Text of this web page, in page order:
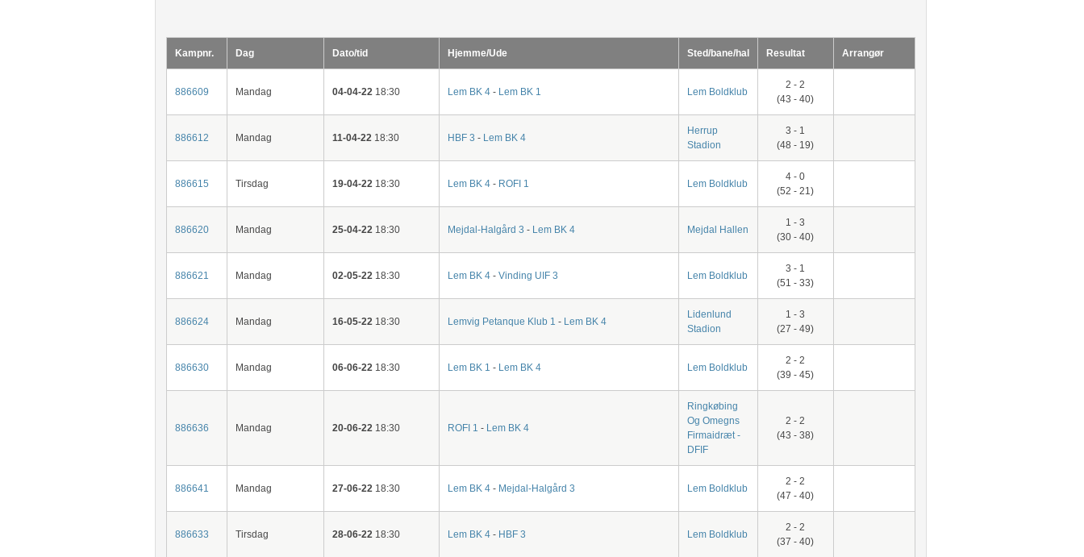
Kampnr. Dag Dato/tid Hjemme/Ude Sted/bane/hal Resultat Arrangør
886609 Mandag 04-04-2218:30 Lem BK 4- Lem BK 1 Lem Boldklub
2 - 2
(43 - 40)
886612 Mandag 11-04-2218:30 HBF 3 - Lem BK 4
Herrup
Stadion
3 - 1
(48 - 19)
886615 Tirsdag 19-04-2218:30 Lem BK 4- ROFI 1 Lem Boldklub
4 - 0
(52 - 21)
886620 Mandag 25-04-2218:30 Mejdal-Halgård 3 - Lem BK 4 Mejdal Hallen
1 - 3
(30 - 40)
886621 Mandag 02-05-2218:30 Lem BK 4- Vinding UIF 3 Lem Boldklub
3 - 1
(51 - 33)
886624 Mandag 16-05-2218:30 Lemvig Petanque Klub 1 - Lem BK 4
Lidenlund
Stadion
1 - 3
(27 - 49)
886630 Mandag 06-06-2218:30 Lem BK 1 - Lem BK 4 Lem Boldklub
2 - 2
(39 - 45)
886636 Mandag 20-06-2218:30 ROFI 1 - Lem BK 4
Ringkøbing
Og Omegns
Firmaidræt -
DFIF
2 - 2
(43 - 38)
886641 Mandag 27-06-2218:30 Lem BK 4- Mejdal-Halgård 3 Lem Boldklub
2 - 2
(47 - 40)
886633 Tirsdag 28-06-2218:30 Lem BK 4- HBF 3 Lem Boldklub
2 - 2
(37 - 40)